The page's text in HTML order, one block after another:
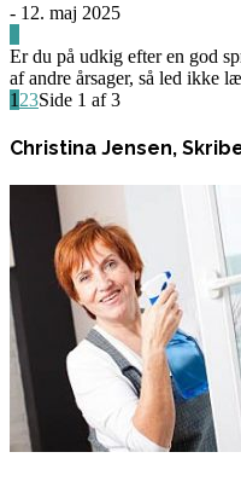
- 12. maj 2025
Er du på udkig efter en god
af andre årsager, så led ikke
1 23Side 1 af 3
Christina Jensen,